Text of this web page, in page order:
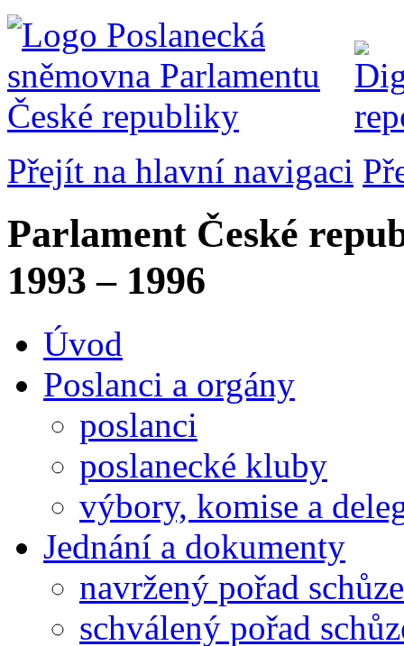
Přejít na hlavní navigaci
Parlament České
1993 – 1996
Úvod
Poslanci a orgány
poslanci
poslanecké kluby
výbory, komise a
Jednání a dokumenty
navržený pořad schůze
schválený pořad